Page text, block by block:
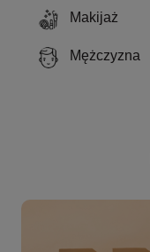
Makijaż
Mężczyzna